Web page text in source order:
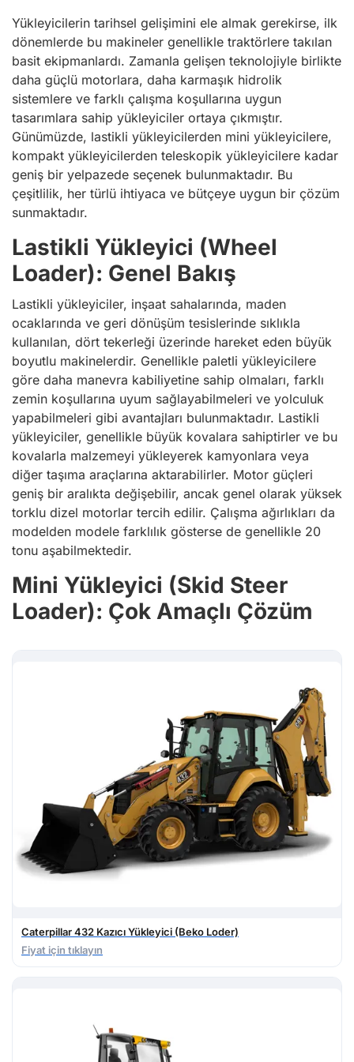
Yükleyicilerin tarihsel gelişimini ele almak gerekirse, ilk
dönemlerde bu makineler genellikle traktörlere takılan
basit ekipmanlardı. Zamanla gelişen teknolojiyle birlikte
daha güçlü motorlara, daha karmaşık hidrolik
sistemlere ve farklı çalışma koşullarına uygun
tasarımlara sahip yükleyiciler ortaya çıkmıştır.
Günümüzde, lastikli yükleyicilerden mini yükleyicilere,
kompakt yükleyicilerden teleskopik yükleyicilere kadar
geniş bir yelpazede seçenek bulunmaktadır. Bu
çeşitlilik, her türlü ihtiyaca ve bütçeye uygun bir çözüm
sunmaktadır.
Lastikli Yükleyici (Wheel
Loader): Genel Bakış
Lastikli yükleyiciler, inşaat sahalarında, maden
ocaklarında ve geri dönüşüm tesislerinde sıklıkla
kullanılan, dört tekerleği üzerinde hareket eden büyük
boyutlu makinelerdir. Genellikle paletli yükleyicilere
göre daha manevra kabiliyetine sahip olmaları, farklı
zemin koşullarına uyum sağlayabilmeleri ve yolculuk
yapabilmeleri gibi avantajları bulunmaktadır. Lastikli
yükleyiciler, genellikle büyük kovalara sahiptirler ve bu
kovalarla malzemeyi yükleyerek kamyonlara veya
diğer taşıma araçlarına aktarabilirler. Motor güçleri
geniş bir aralıkta değişebilir, ancak genel olarak yüksek
torklu dizel motorlar tercih edilir. Çalışma ağırlıkları da
modelden modele farklılık gösterse de genellikle 20
tonu aşabilmektedir.
Mini Yükleyici (Skid Steer
Loader): Çok Amaçlı Çözüm
Caterpillar 432 Kazıcı Yükleyici (Beko Loder)
Fiyat için tıklayın